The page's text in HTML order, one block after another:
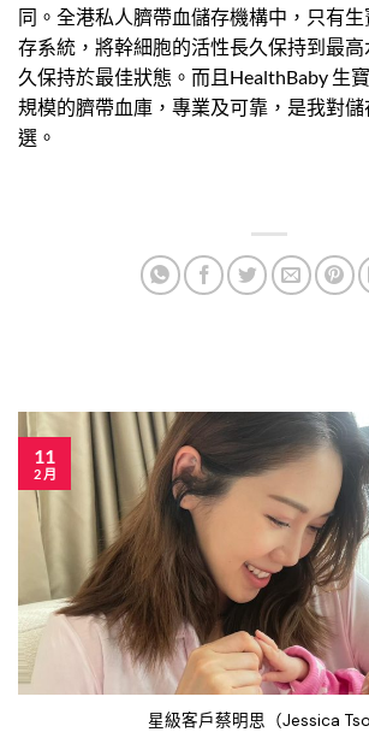
同。全港私人臍帶血儲存機構中，只有
存系統，將幹細胞的活性長久保持到最
久保持於最佳狀態。而且HealthBaby 生
規模的臍帶血庫，專業及可靠，是我對
選。
星級客戶蔡明思（Jessica Tsoi
11
2 月